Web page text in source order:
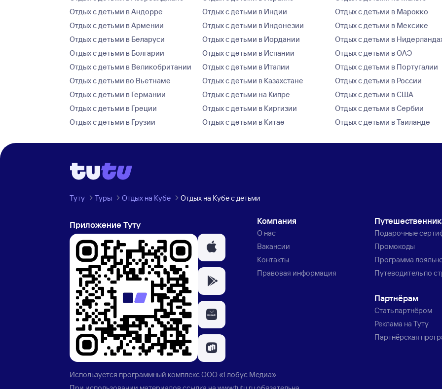
Отдых с детьми в Андорре
Отдых с детьми в Армении
Отдых с детьми в Беларуси
Отдых с детьми в Болгарии
Отдых с детьми в Великобритании
Отдых с детьми во Вьетнаме
Отдых с детьми в Германии
Отдых с детьми в Греции
Отдых с детьми в Грузии
Отдых с детьми в Индии
Отдых с детьми в Индонезии
Отдых с детьми в Иордании
Отдых с детьми в Испании
Отдых с детьми в Италии
Отдых с детьми в Казахстане
Отдых с детьми на Кипре
Отдых с детьми в Киргизии
Отдых с детьми в Китае
Отдых с детьми в Марокко
Отдых с детьми в Мексике
Отдых с детьми в
Отдых с детьми в ОАЭ
Отдых с детьми в Португалии
Отдых с детьми в России
Отдых с детьми в США
Отдых с детьми в Сербии
Отдых с детьми в Таиланде
Туту Туры Отдых на Кубе Отдых на Кубе с детьми
Приложение Туту Компания
О нас
Вакансии
Контакты
Правовая информация
Подарочные
Промокоды
Программа
Путеводитель по
Партнёрам
Стать партнёром
Реклама на Туту
Партнёрская
Используется программный комплексООО «Глобус Медиа»